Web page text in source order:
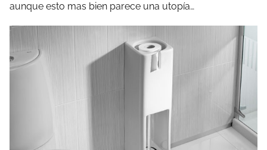
aunque esto mas bien parece una utopía…